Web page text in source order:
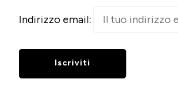
Indirizzo email: